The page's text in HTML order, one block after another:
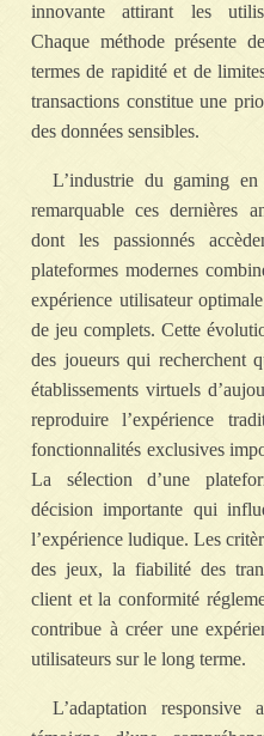
innovante attirant les
Chaque méthode présente
termes de rapidité et de
transactions constitue une
des données sensibles.
L’industrie du gaming
remarquable ces dernières
dont les passionnés
plateformes modernes
expérience utilisateur
de jeu complets. Cette
des joueurs qui recherchent
établissements virtuels
reproduire l’expérience
fonctionnalités exclusives
La sélection d’une
décision importante qui
l’expérience ludique. Les
des jeux, la fiabilité des
client et la conformité
contribue à créer une
utilisateurs sur le long terme.
L’adaptation responsive